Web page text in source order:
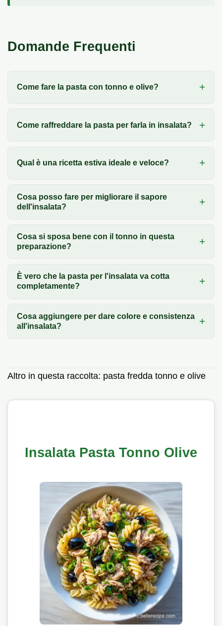
Domande Frequenti
Come fare la pasta con tonno e olive?
Come raffreddare la pasta per farla in insalata?
Qual è una ricetta estiva ideale e veloce?
Cosa posso fare per migliorare il sapore
dell'insalata?
Cosa si sposa bene con il tonno in questa
preparazione?
È vero che la pasta per l'insalata va cotta
completamente?
Cosa aggiungere per dare colore e consistenza
all'insalata?
Altro in questa raccolta: pasta fredda tonno e olive
Insalata Pasta Tonno Olive